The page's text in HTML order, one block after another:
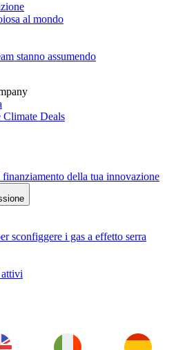
al mondo
stanno assumendo
Climate Deals
della tua innovazione
sconfiggere i gas a effetto serra